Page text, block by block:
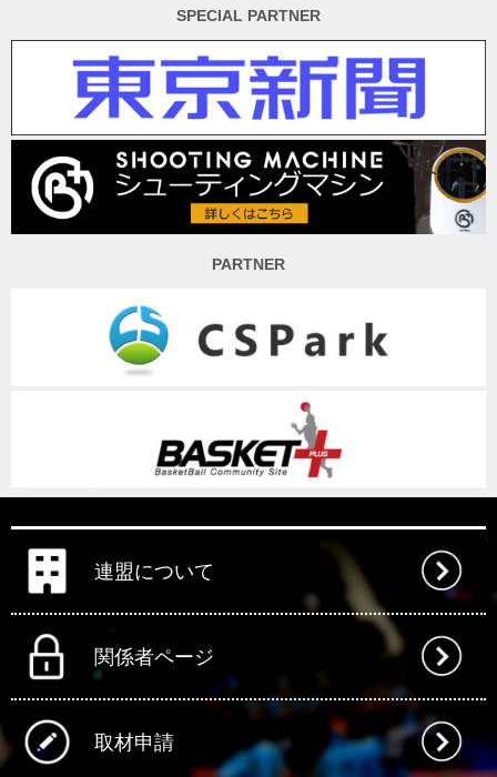
SPECIAL PARTNER
PARTNER
連盟について
関係者ページ
取材申請